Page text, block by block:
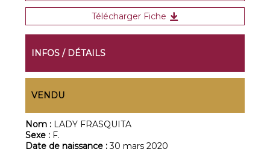
Télécharger Fiche
INFOS / DÉTAILS
VENDU
Nom : LADY FRASQUITA
Sexe : F.
Date de naissance :30 mars 2020